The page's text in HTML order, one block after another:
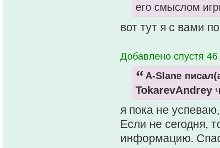
его смыслом
вот тут я с вами
Добавлено спустя 46
A-Slane
TokarevAndrey
я пока не
Если не сегодня,
информацию.